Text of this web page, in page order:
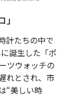
計たちの中で
誕生した「ポ
ツウォッチの
れとされ、市
“美しい時